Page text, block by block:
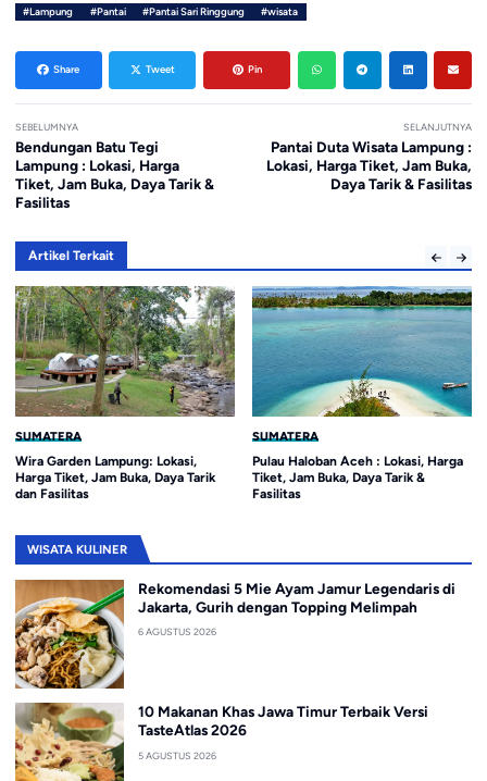
#Lampung #Pantai #Pantai Sari Ringgung #wisata
Share Tweet Pin
SEBELUMNYA
Bendungan Batu Tegi
Lampung : Lokasi, Harga
Tiket, Jam Buka, Daya Tarik &
Fasilitas
SELANJUTNYA
Pantai Duta Wisata Lampung :
Lokasi, Harga Tiket, Jam Buka,
Daya Tarik & Fasilitas
Artikel Terkait
SUMATERA
Wira Garden Lampung: Lokasi,
Harga Tiket, Jam Buka, Daya Tarik
dan Fasilitas
SUMATERA
Pulau Haloban Aceh : Lokasi, Harga
Tiket, Jam Buka, Daya Tarik &
Fasilitas
WISATA KULINER
Rekomendasi 5 Mie Ayam Jamur Legendaris di
Jakarta, Gurih dengan Topping Melimpah
6 AGUSTUS 2026
10 Makanan Khas Jawa Timur Terbaik Versi
TasteAtlas 2026
5 AGUSTUS 2026